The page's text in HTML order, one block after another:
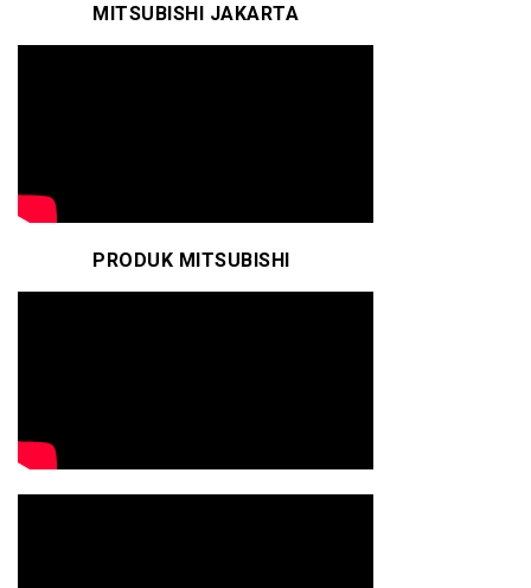
MITSUBISHI JAKARTA
PRODUK MITSUBISHI